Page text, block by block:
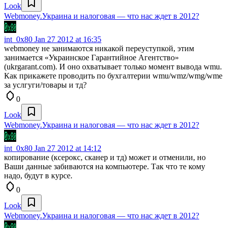
Look
Webmoney.Украина и налоговая — что нас ждет в 2012?
int_0x80 Jan 27 2012 at 16:35
webmoney не занимаются никакой переуступкой, этим
занимается «Украинское Гарантийное Агентство»
(ukrgarant.com). И оно охватывает только момент вывода wmu.
Как прикажете проводить по бухгалтерии wmu/wmz/wmg/wme
за услгуги/товары и тд?
0
Look
Webmoney.Украина и налоговая — что нас ждет в 2012?
int_0x80 Jan 27 2012 at 14:12
копирование (ксерокс, сканер и тд) может и отменили, но
Ваши данные забиваются на компьютере. Так что те кому
надо, будут в курсе.
0
Look
Webmoney.Украина и налоговая — что нас ждет в 2012?